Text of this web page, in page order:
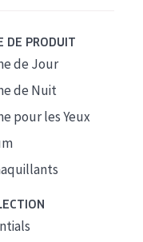
DE PRODUIT
de Jour
de Nuit
pour les Yeux